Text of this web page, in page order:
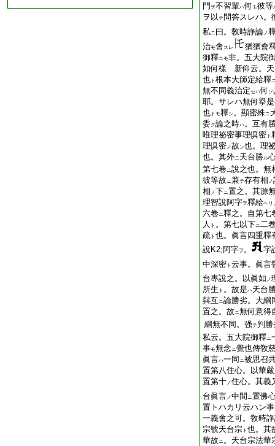
門 ヲ不習輩ハ何モ彼等
ヲ以テ問答スレハ。
私ニ曰。敎時諍論ノ
治モ會スレ
猶猶會
御釋ニモ非。五大院
如何樣 新仰云。天
也 ト 根本大師定給釋
無不同義治定セハ何 ソ
耶。サレハ無何擧
也 トモ釋シ。顯密殊ニ
委ク論之時ハ。互有
唯理祕密事理倶密 ト
理倶密ノ故 ン也。理
也。其外ニ天台勝ル
第七卷ニ說之也。無
彼等故ニ兼テ存有相 ノ
相 ノ下ニ置之。其源
理智說阿字ヲ釋給ヘリ
六卷ニ釋之。自第七
人 ト 。第七以下ニ二
疏 ト 也。眞言四重釋
說K2;阿字ヲ 。
字
中深密 ト 云事。眞言
台專說之。以眞如 ノ
所生 ト 。故是ハ天台
與互ニ論勝劣。大綱
置之。故ニ無何意得
綱無不同。强テ判勝
私云。五大院御釋ニ
事モ無念ニ覺也傳敎
眞言ハ一同 ニ被思召
置第八住心。以華
置第十ノ住心。其義
台眞言ノ中間 ニ置佛
置トハカリ云ハン
一義會之可。敎時
宗號天台宗 ト 也。其
華故ニ。天台宗法華